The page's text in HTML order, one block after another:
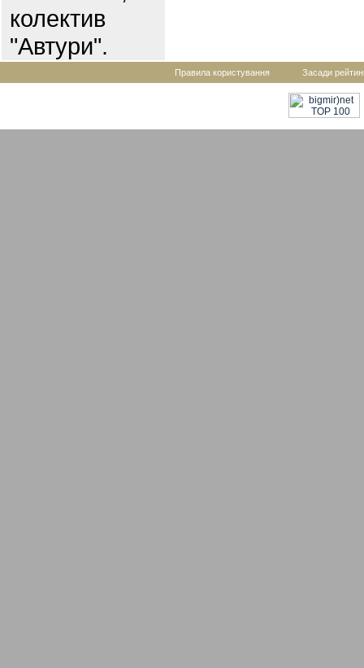
колектив
"Автури".
Правила користування Засади